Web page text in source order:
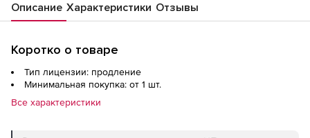
Описание Характеристики Отзывы
Коротко о товаре
Тип лицензии: продление
Минимальная покупка: от 1 шт.
Все характеристики